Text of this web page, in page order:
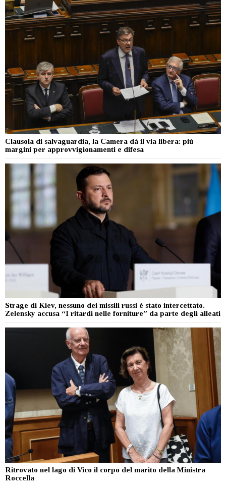
Clausola di salvaguardia, la Camera dà il via libera: più
margini per approvvigionamenti e difesa
Strage di Kiev, nessuno dei missili russi è stato intercettato.
Zelensky accusa “I ritardi nelle forniture” da parte degli alleati
Ritrovato nel lago di Vico il corpo del marito della Ministra
Roccella